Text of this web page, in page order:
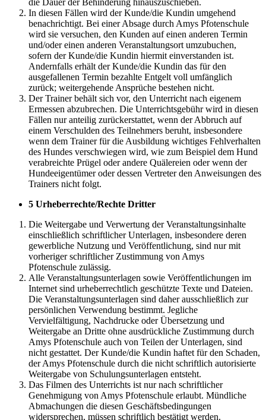
In diesen Fällen wird der Kunde/die Kundin umgehend
benachrichtigt. Bei einer Absage durch Amys Pfotenschule
wird sie versuchen, den Kunden auf einen anderen Termin
und/oder einen anderen Veranstaltungsort umzubuchen,
sofern der Kunde/die Kundin hiermit einverstanden ist.
Andernfalls erhält der Kunde/die Kundin das für den
ausgefallenen Termin bezahlte Entgelt voll umfänglich
zurück; weitergehende Ansprüche bestehen nicht.
Der Trainer behält sich vor, den Unterricht nach eigenem
Ermessen abzubrechen. Die Unterrichtsgebühr wird in diesen
Fällen nur anteilig zurückerstattet, wenn der Abbruch auf
einem Verschulden des Teilnehmers beruht, insbesondere
wenn dem Trainer für die Ausbildung wichtiges Fehlverhalten
des Hundes verschwiegen wird, wie zum Beispiel dem Hund
verabreichte Prügel oder andere Quälereien oder wenn der
Hundeeigentümer oder dessen Vertreter den Anweisungen des
Trainers nicht folgt.
5 Urheberrechte/Rechte Dritter
Die Weitergabe und Verwertung der Veranstaltungsinhalte
einschließlich schriftlicher Unterlagen, insbesondere deren
gewerbliche Nutzung und Veröffentlichung, sind nur mit
vorheriger schriftlicher Zustimmung von Amys
Pfotenschule zulässig.
Alle Veranstaltungsunterlagen sowie Veröffentlichungen im
Internet sind urheberrechtlich geschützte Texte und Dateien.
Die Veranstaltungsunterlagen sind daher ausschließlich zur
persönlichen Verwendung bestimmt. Jegliche
Vervielfältigung, Nachdrucke oder Übersetzung und
Weitergabe an Dritte ohne ausdrückliche Zustimmung durch
Amys Pfotenschule auch von Teilen der Unterlagen, sind
nicht gestattet. Der Kunde/die Kundin haftet für den Schaden,
der Amys Pfotenschule durch die nicht schriftlich autorisierte
Weitergabe von Schulungsunterlagen entsteht.
Das Filmen des Unterrichts ist nur nach schriftlicher
Genehmigung von Amys Pfotenschule erlaubt. Mündliche
Abmachungen die diesen Geschäftsbedingungen
widersprechen, müssen schriftlich bestätigt werden.